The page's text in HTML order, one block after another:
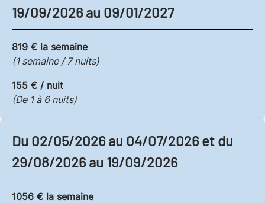
19/09/2026 au 09/01/2027
819 € la semaine
(1 semaine / 7 nuits)
155 € / nuit
(De 1 à 6 nuits)
Du 02/05/2026 au 04/07/2026 et du
29/08/2026 au 19/09/2026
1056 € la semaine